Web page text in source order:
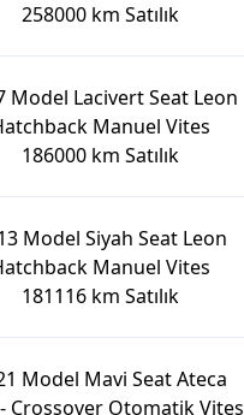
258000 km Satılık
Model Lacivert Seat Leon
Manuel Vites
186000 km Satılık
Model Siyah Seat Leon
Manuel Vites
181116 km Satılık
Model Mavi Seat Ateca
Crossover Otomatik Vites